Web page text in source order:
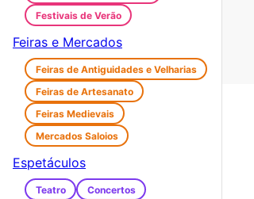
Festivais de Verão
Feiras e Mercados
Feiras de Antiguidades e Velharias
Feiras de Artesanato
Feiras Medievais
Mercados Saloios
Espetáculos
Teatro
Concertos